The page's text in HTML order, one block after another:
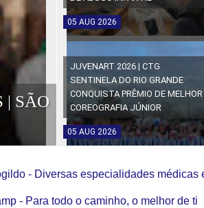
| SÃO
05 AUG 2026
JUVENART 2026 | CTG
SENTINELA DO RIO GRANDE
CONQUISTA PRÊMIO DE MELHOR
COREOGRAFIA JÚNIOR
05 AUG 2026